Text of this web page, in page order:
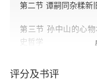
第二节 谭嗣同杂糅新
第三节 孙中山的心
史哲学
评分及书评